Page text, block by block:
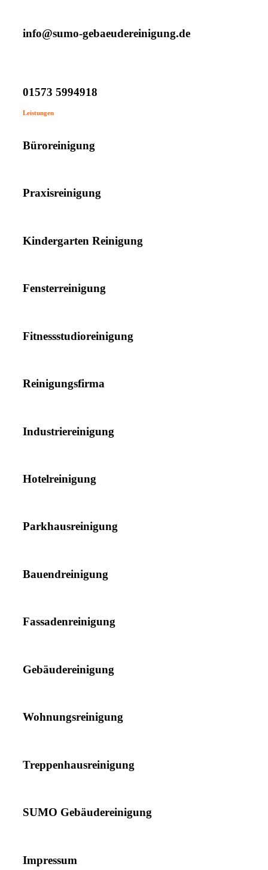
info@sumo-gebaeudereinigung.de
01573 5994918
Leistungen
Büroreinigung
Praxisreinigung
Kindergarten Reinigung
Fensterreinigung
Fitnessstudioreinigung
Reinigungsfirma
Industriereinigung
Hotelreinigung
Parkhausreinigung
Bauendreinigung
Fassadenreinigung
Gebäudereinigung
Wohnungsreinigung
Treppenhausreinigung
SUMO Gebäudereinigung
Impressum